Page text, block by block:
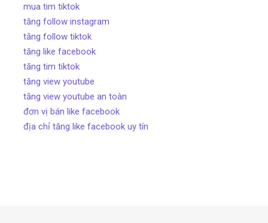
mua tim tiktok
tăng follow instagram
tăng follow tiktok
tăng like facebook
tăng tim tiktok
tăng view youtube
tăng view youtube an toàn
đơn vị bán like facebook
địa chỉ tăng like facebook uy tín